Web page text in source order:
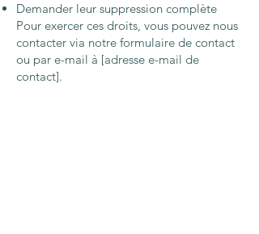
Demander leur suppression complète
Pour exercer ces droits, vous pouvez nous
contacter via notre formulaire de contact
ou par e-mail à [adresse e-mail de
contact].